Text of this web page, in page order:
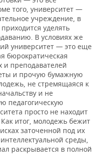
того, университет —
учреждение, в
уделять
В условиях же
университет — это еще
бюрократическая
преподавателей
и прочую бумажную
не стремящаяся к
и не
педагогическую
просто не находит
итог, молодежь бежит
заточенной под их
среды,
раскрывается в полной